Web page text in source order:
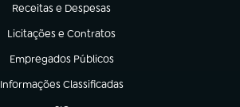
Receitas e Despesas
(abre em nova aba)
Licitações e Contratos
(abre em nova aba)
Empregados Públicos
(abre em nova aba)
Informações Classificadas
(abre em nova aba)